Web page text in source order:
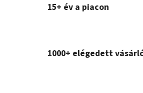
15+ év a piacon
1000+ elégedett